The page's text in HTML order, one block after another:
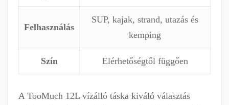
Felhasználás
SUP, kajak, strand, utazás és
kemping
Szín Elérhetőségtől függően
A TooMuch 12L vízálló táska kiváló választás